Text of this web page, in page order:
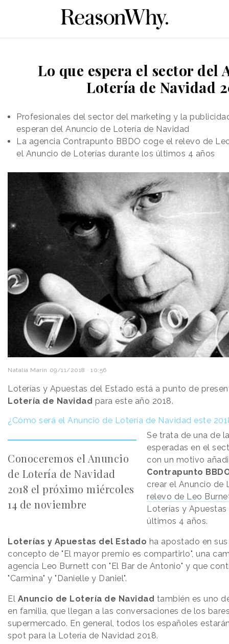
Lo que espera el sector del
Lotería de Navidad
Profesionales del sector del marketing y la
esperan del Anuncio de Lotería de Navidad
La agencia Contrapunto BBDO coge el relevo de
el Anuncio de Loterías durante los últimos 4 años
Natalia Marin 09/11/2018 · 10:56
Loterías y Apuestas del Estado está a punto de
Lotería de Navidad para este año 2018.
¿Cómo será el Anuncio de Lotería de Navidad este
Conoceremos el Anuncio
de Lotería de Navidad
2018 el próximo miércoles
14 de noviembre
Se trata de una de
esperadas en el
con un motivo
Contrapunto
crear el Anuncio de
relevo de Leo
Loterías y
últimos 4 años.
Loterías y Apuestas del Estado ha apostado en
concepto de "El mayor premio es compartirlo", una
agencia Leo Burnett con "El Bar de Antonio" y que
"Carmina" y "Danielle y Daniel".
El Anuncio de Lotería de Navidad también es uno
en familia, que llegan a las conversaciones de los
supermercado. En general, todos los españoles
spot para la Lotería de Navidad 2018.